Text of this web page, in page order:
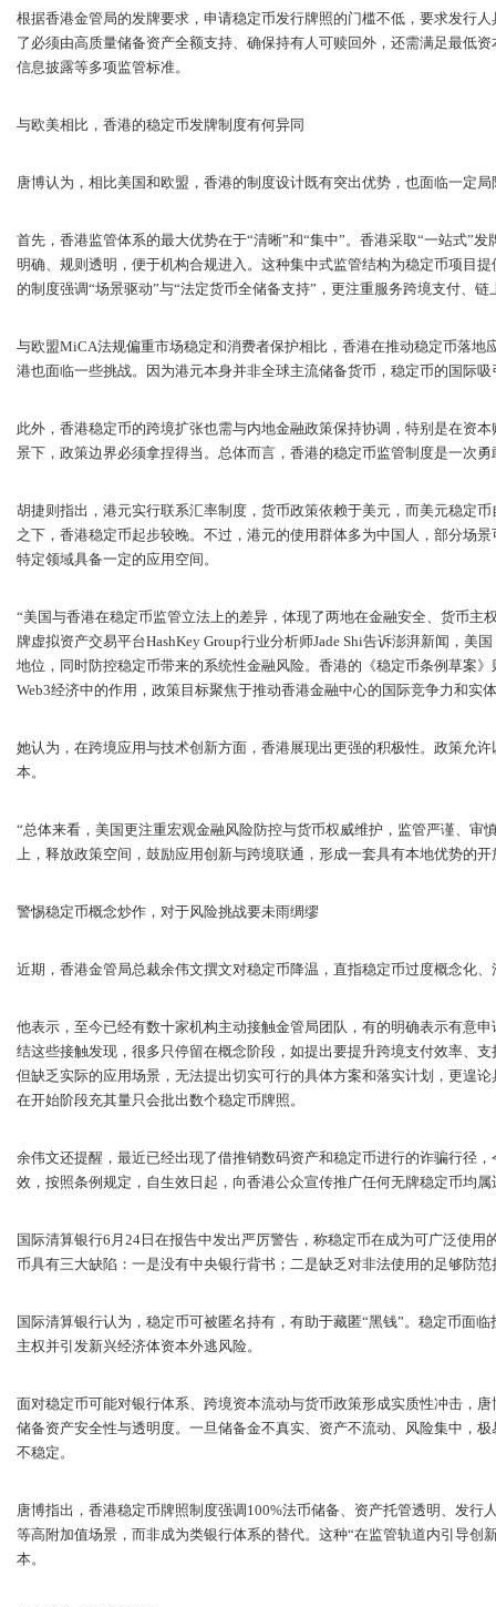
根据香港金管局的发牌要求，申请稳定币发行牌照的门槛不低，要求发行
了必须由高质量储备资产全额支持、确保持有人可赎回外，还需满足最低
信息披露等多项监管标准。
与欧美相比，香港的稳定币发牌制度有何异同
唐博认为，相比美国和欧盟，香港的制度设计既有突出优势，也面临一定局
首先，香港监管体系的最大优势在于“清晰”和“集中”。香港采取“一站式”
明确、规则透明，便于机构合规进入。这种集中式监管结构为稳定币项目
的制度强调“场景驱动”与“法定货币全储备支持”，更注重服务跨境支付、
与欧盟MiCA法规偏重市场稳定和消费者保护相比，香港在推动稳定币落地
港也面临一些挑战。因为港元本身并非全球主流储备货币，稳定币的国际
此外，香港稳定币的跨境扩张也需与内地金融政策保持协调，特别是在资
景下，政策边界必须拿捏得当。总体而言，香港的稳定币监管制度是一次
胡捷则指出，港元实行联系汇率制度，货币政策依赖于美元，而美元稳定
之下，香港稳定币起步较晚。不过，港元的使用群体多为中国人，部分场
特定领域具备一定的应用空间。
“美国与香港在稳定币监管立法上的差异，体现了两地在金融安全、货币主
牌虚拟资产交易平台HashKey Group行业分析师Jade Shi告诉澎湃新闻，美
地位，同时防控稳定币带来的系统性金融风险。香港的《稳定币条例草案
Web3经济中的作用，政策目标聚焦于推动香港金融中心的国际竞争力和实
她认为，在跨境应用与技术创新方面，香港展现出更强的积极性。政策允
本。
“总体来看，美国更注重宏观金融风险防控与货币权威维护，监管严谨、审
上，释放政策空间，鼓励应用创新与跨境联通，形成一套具有本地优势的开
警惕稳定币概念炒作，对于风险挑战要未雨绸缪
近期，香港金管局总裁余伟文撰文对稳定币降温，直指稳定币过度概念化、
他表示，至今已经有数十家机构主动接触金管局团队，有的明确表示有意
结这些接触发现，很多只停留在概念阶段，如提出要提升跨境支付效率、
但缺乏实际的应用场景，无法提出切实可行的具体方案和落实计划，更遑
在开始阶段充其量只会批出数个稳定币牌照。
余伟文还提醒，最近已经出现了借推销数码资产和稳定币进行的诈骗行径
效，按照条例规定，自生效日起，向香港公众宣传推广任何无牌稳定币均属
国际清算银行6月24日在报告中发出严厉警告，称稳定币在成为可广泛使用
币具有三大缺陷：一是没有中央银行背书；二是缺乏对非法使用的足够防
国际清算银行认为，稳定币可被匿名持有，有助于藏匿“黑钱”。稳定币面
主权并引发新兴经济体资本外逃风险。
面对稳定币可能对银行体系、跨境资本流动与货币政策形成实质性冲击，
储备资产安全性与透明度。一旦储备金不真实、资产不流动、风险集中，
不稳定。
唐博指出，香港稳定币牌照制度强调100%法币储备、资产托管透明、发行
等高附加值场景，而非成为类银行体系的替代。这种“在监管轨道内引导创
本。